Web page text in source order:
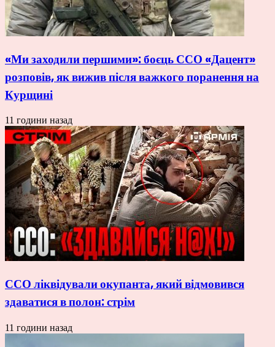
«Ми заходили першими»: боєць ССО «Дацент»
розповів, як вижив після важкого поранення на
Курщині
11 години назад
ССО ліквідували окупанта, який відмовився
здаватися в полон: стрім
11 години назад